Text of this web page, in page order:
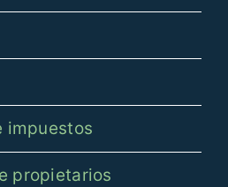
impuestos
propietarios